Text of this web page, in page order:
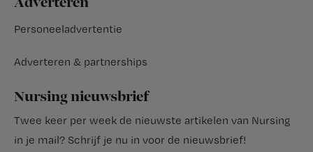
Personeeladvertentie
Adverteren & partnerships
Nursing nieuwsbrief
Twee keer per week de nieuwste artikelen van Nursing
in je mail? Schrijf je nu in voor de nieuwsbrief!